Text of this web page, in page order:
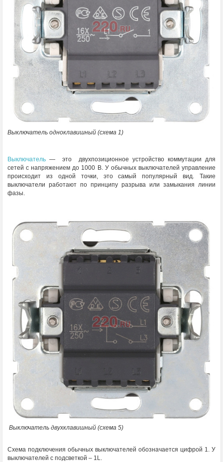
Выключатель одноклавишный (схема 1)
Выключатель — это двухпозиционное устройство коммутации для
сетей с напряжением до 1000 В. У обычных выключателей управление
происходит из одной точки, это самый популярный вид. Такие
выключатели работают по принципу разрыва или замыкания линии
фазы.
Выключатель двухклавишный (схема 5)
Схема подключения обычных выключателей обозначается цифрой 1. У
выключателей с подсветкой – 1L.